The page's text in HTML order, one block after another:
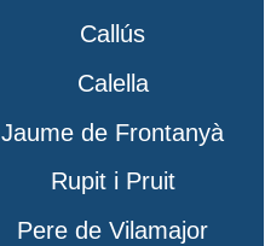
Callús
Calella
Jaume de Frontanyà
Rupit i Pruit
Pere de Vilamajor